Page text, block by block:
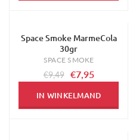
-16%
Space Smoke MarmeCola
30gr
SPACE SMOKE
€9,49 €7,95
IN WINKELMAND